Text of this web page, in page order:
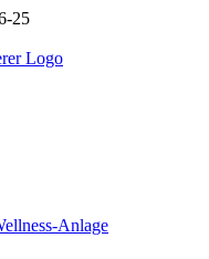
25
Anlage